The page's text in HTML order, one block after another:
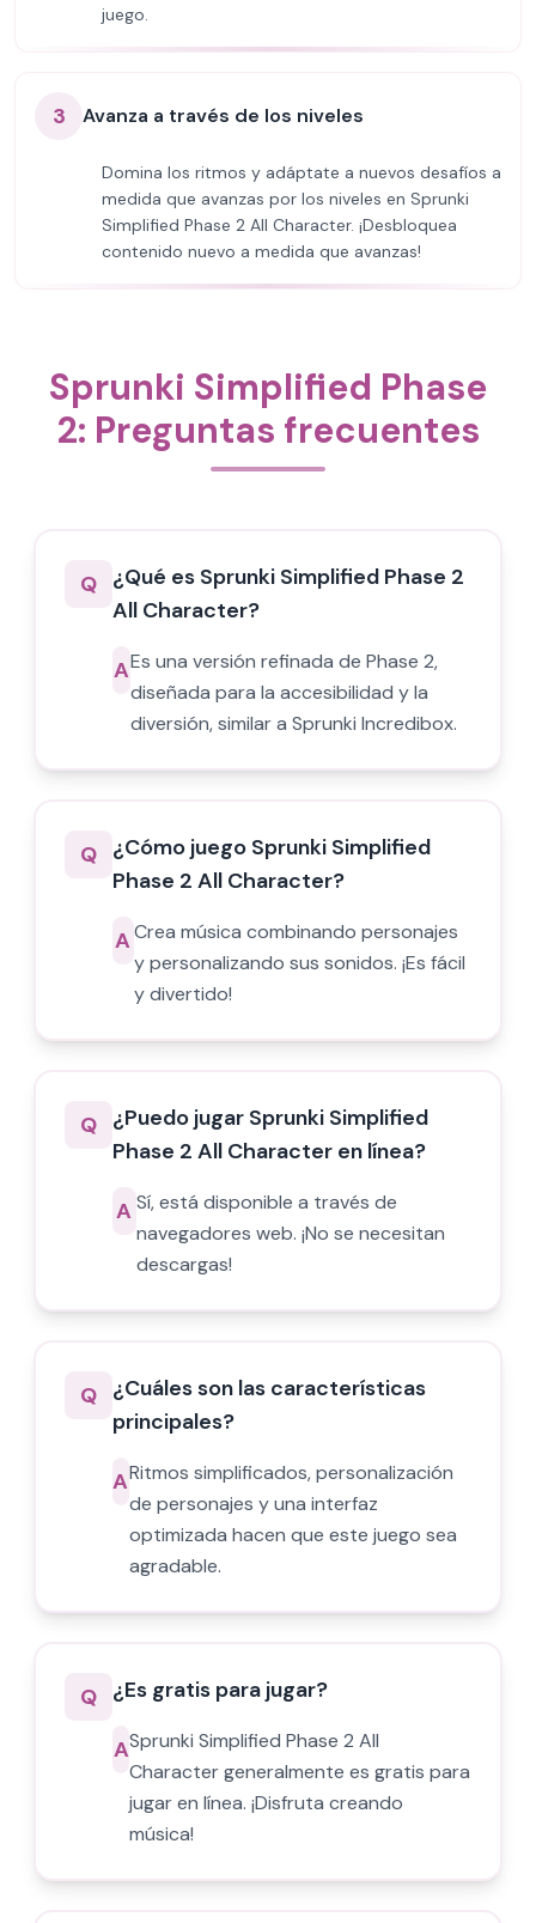
juego.
3 Avanza a través de los niveles
Domina los ritmos y adáptate a nuevos desafíos a
medida que avanzas por los niveles en Sprunki
Simplified Phase 2 All Character. ¡Desbloquea
contenido nuevo a medida que avanzas!
Sprunki Simplified Phase
2: Preguntas frecuentes
Q ¿Qué es Sprunki Simplified Phase 2
All Character?
AEs una versión refinada de Phase 2,
diseñada para la accesibilidad y la
diversión, similar a Sprunki Incredibox.
Q ¿Cómo juego Sprunki Simplified
Phase 2 All Character?
ACrea música combinando personajes
y personalizando sus sonidos. ¡Es fácil
y divertido!
Q ¿Puedo jugar Sprunki Simplified
Phase 2 All Character en línea?
ASí, está disponible a través de
navegadores web. ¡No se necesitan
descargas!
Q ¿Cuáles son las características
principales?
ARitmos simplificados, personalización
de personajes y una interfaz
optimizada hacen que este juego sea
agradable.
Q ¿Es gratis para jugar?
ASprunki Simplified Phase 2 All
Character generalmente es gratis para
jugar en línea. ¡Disfruta creando
música!